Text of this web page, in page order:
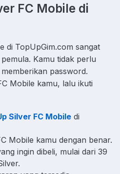
FC Mobile di
di TopUpGim.com sangat
Kamu tidak perlu
password.
Mobile kamu, lalu ikuti
Silver FC Mobile di
Mobile kamu dengan benar.
ingin dibeli, mulai dari 39